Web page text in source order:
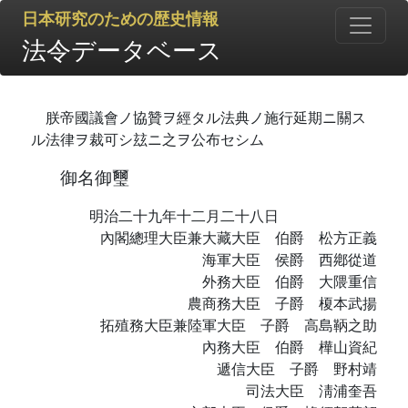
日本研究のための歴史情報
法令データベース
朕帝國議會ノ協贊ヲ經タル法典ノ施行延期ニ關ス
ル法律ヲ裁可シ玆ニ之ヲ公布セシム
御名御璽
明治二十九年十二月二十八日
內閣總理大臣兼大藏大臣 伯爵 松方正義
海軍大臣 侯爵 西鄕從道
外務大臣 伯爵 大隈重信
農商務大臣 子爵 榎本武揚
拓殖務大臣兼陸軍大臣 子爵 高島鞆之助
內務大臣 伯爵 樺山資紀
遞信大臣 子爵 野村靖
司法大臣 淸浦奎吾